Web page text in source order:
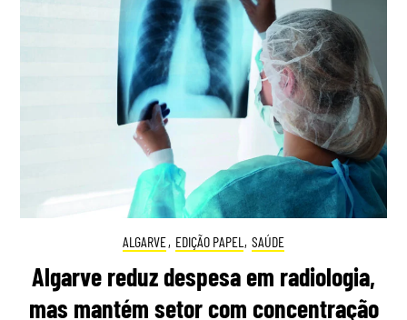
ALGARVE, EDIÇÃO PAPEL , SAÚDE
Algarve reduz despesa em radiologia,
mas mantém setor com concentração